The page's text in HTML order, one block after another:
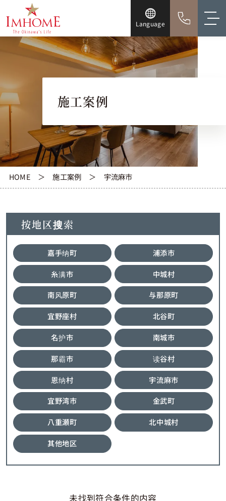
Language
施工案例
HOME 施工案例 宇流麻市
按地区搜索
嘉手纳町
浦添市
糸满市
中城村
南风原町
与那原町
宜野座村
北谷町
名护市
南城市
那霸市
读谷村
恩纳村
宇流麻市
宜野湾市
金武町
八重瀬町
北中城村
其他地区
未找到符合条件的内容